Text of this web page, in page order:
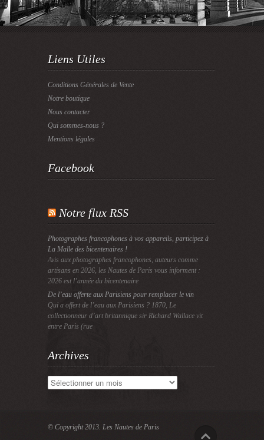
Liens Utiles
Conditions Générales de Vente
Notre boutique
Nous contacter
Qui sommes-nous ?
Mentions légales
Facebook
Notre flux RSS
Photographes francophones à vos appareils, participez à
La Malle des bicentenaires !
Avis aux photographes francophones, auteurs comme
artisans en 2026, les Nautes de Paris vous informent :
2026 est l’année du bicentenaire
De l’eau offerte aux Parisiens pour remplacer le vin
Qui a offert de l’eau aux Parisiens ? 1870, Le
collectionneur d’art britannique sir Richard Wallace vit
entre Paris (rue
Archives
Archives
© Copyright 2013. Les Nautes de Paris